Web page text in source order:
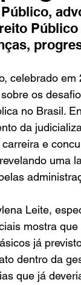
celebrado
os
no Brasil.
da
e
uma
Leite,
mostra
já
dentro da
que já